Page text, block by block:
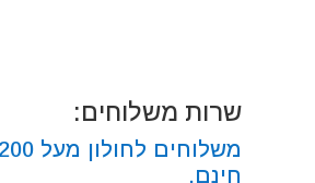
שרות משלוחים:
חינם.